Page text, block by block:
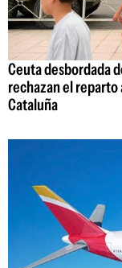
Ceuta desbordada
rechazan el reparto
Cataluña